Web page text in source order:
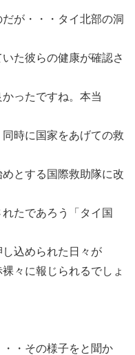
が・・・タイ北部の洞
た彼らの健康が確認さ
ったですね。本当
時に国家をあげての救
とする国際救助隊に改
たであろう「タイ国
込められた日々が
々に報じられるでしょ
・その様子をと聞か